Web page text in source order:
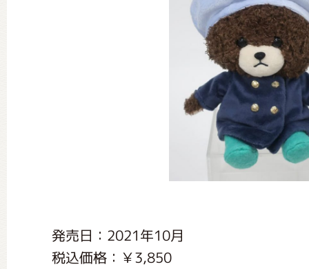
発売日：2021年10月
税込価格：￥3,850
ミュージカル・コンサート
おたのしみコンテンツ(クイズ・
くまのがっこう しょくいんしつ